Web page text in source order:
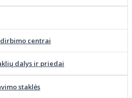
centrai
dalys ir priedai
staklės